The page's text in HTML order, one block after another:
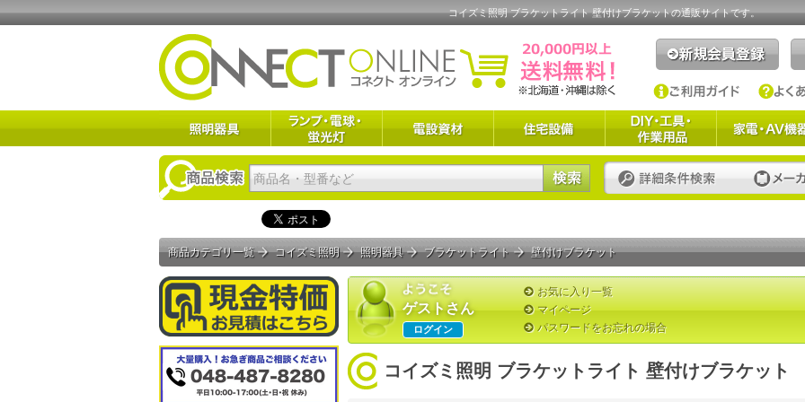
コイズミ照明 ブラケットライト 壁付けブラケットの通販サイトです。
ゲストさん
お気に入り一覧
マイページ
ログイン パスワードをお忘れの場合
商品カテゴリ一覧 コイズミ照明 照明器具 ブラケットライト 壁付けブラケット
コイズミ照明 ブラケットライト 壁付けブラケット